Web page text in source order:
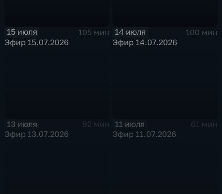
15 июля
105 мин
Эфир 15.07.2026
14 июля
100 мин
Эфир 14.07.2026
13 июля
92 мин
Эфир 13.07.2026
11 июля
61 мин
Эфир 11.07.2026